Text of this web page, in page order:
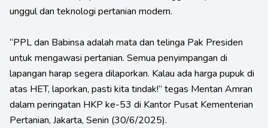
unggul dan teknologi pertanian modern.
“PPL dan Babinsa adalah mata dan telinga Pak Presiden
untuk mengawasi pertanian. Semua penyimpangan di
lapangan harap segera dilaporkan. Kalau ada harga pupuk di
atas HET, laporkan, pasti kita tindak!” tegas Mentan Amran
dalam peringatan HKP ke-53 di Kantor Pusat Kementerian
Pertanian, Jakarta, Senin (30/6/2025).